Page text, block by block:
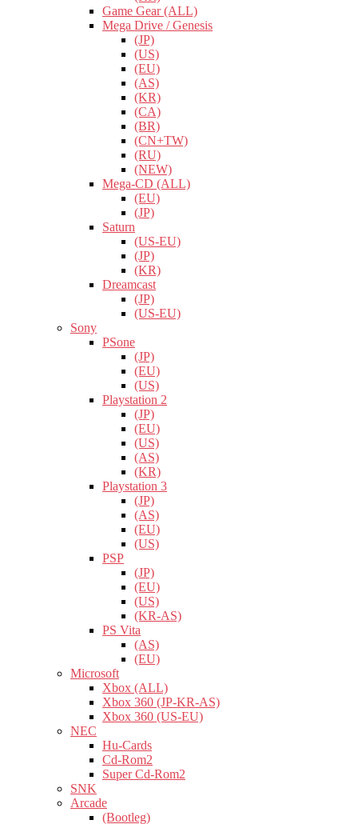
Game Gear (ALL)
Mega Drive / Genesis
(JP)
(US)
(EU)
(AS)
(KR)
(CA)
(BR)
(CN+TW)
(RU)
(NEW)
Mega-CD (ALL)
(EU)
(JP)
Saturn
(US-EU)
(JP)
(KR)
Dreamcast
(JP)
(US-EU)
Sony
PSone
(JP)
(EU)
(US)
Playstation 2
(JP)
(EU)
(US)
(AS)
(KR)
Playstation 3
(JP)
(AS)
(EU)
(US)
PSP
(JP)
(EU)
(US)
(KR-AS)
PS Vita
(AS)
(EU)
Microsoft
Xbox (ALL)
Xbox 360 (JP-KR-AS)
Xbox 360 (US-EU)
NEC
Hu-Cards
Cd-Rom2
Super Cd-Rom2
SNK
Arcade
(Bootleg)